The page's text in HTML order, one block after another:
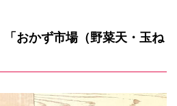
おかず市場（野菜天・玉ね